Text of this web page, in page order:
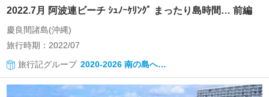
2022.7月 阿波連ビーチ ｼｭﾉｰｹﾘﾝｸﾞ まったり島時間… 前編
慶良間諸島(沖縄)
旅行時期：2022/07
旅行記グループ 2020-2026 南の島へ…